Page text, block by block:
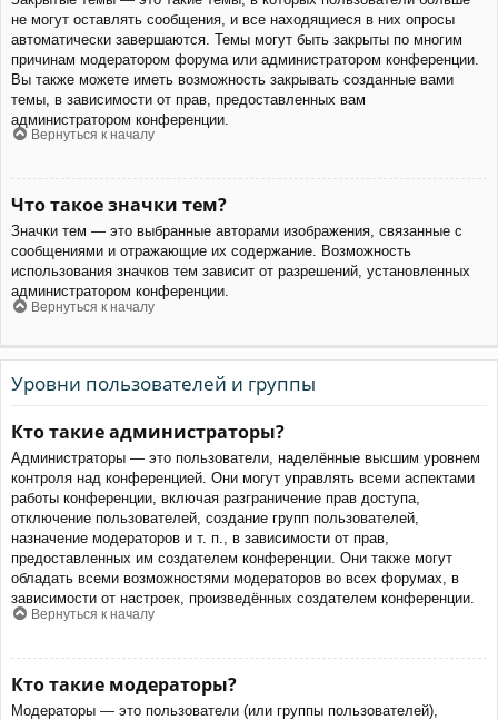
не могут оставлять сообщения, и все находящиеся в них опросы
автоматически завершаются. Темы могут быть закрыты по многим
причинам модератором форума или администратором конференции.
Вы также можете иметь возможность закрывать созданные вами
темы, в зависимости от прав, предоставленных вам
администратором конференции.
Вернуться к началу
Что такое значки тем?
Значки тем — это выбранные авторами изображения, связанные с
сообщениями и отражающие их содержание. Возможность
использования значков тем зависит от разрешений, установленных
администратором конференции.
Вернуться к началу
Уровни пользователей и группы
Кто такие администраторы?
Администраторы — это пользователи, наделённые высшим уровнем
контроля над конференцией. Они могут управлять всеми аспектами
работы конференции, включая разграничение прав доступа,
отключение пользователей, создание групп пользователей,
назначение модераторов и т. п., в зависимости от прав,
предоставленных им создателем конференции. Они также могут
обладать всеми возможностями модераторов во всех форумах, в
зависимости от настроек, произведённых создателем конференции.
Вернуться к началу
Кто такие модераторы?
Модераторы — это пользователи (или группы пользователей),